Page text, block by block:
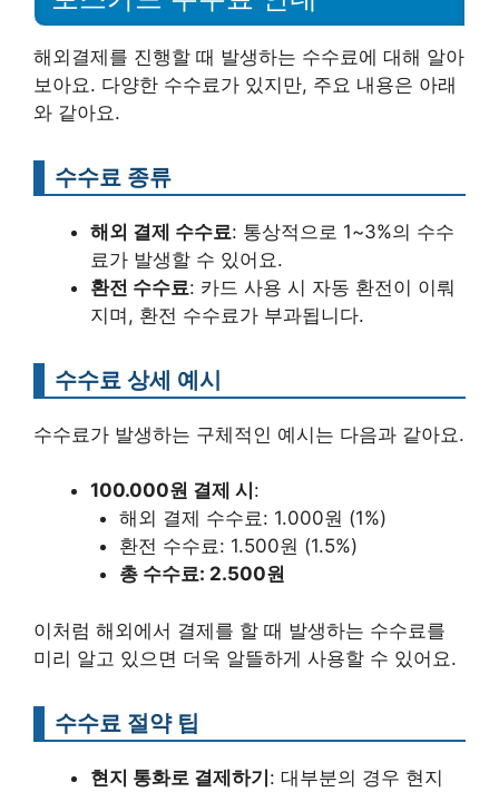
해외결제를 진행할 때 발생하는 수수료에 대해 알아
보아요. 다양한 수수료가 있지만, 주요 내용은 아래
와 같아요.
수수료 종류
해외 결제 수수료: 통상적으로 1~3%의 수수
료가 발생할 수 있어요.
환전 수수료: 카드 사용 시 자동 환전이 이뤄
지며, 환전 수수료가 부과됩니다.
수수료 상세 예시
수수료가 발생하는 구체적인 예시는 다음과 같아요.
100.000원 결제 시 :
해외 결제 수수료: 1.000원 (1%)
환전 수수료: 1.500원 (1.5%)
총 수수료: 2.500원
이처럼 해외에서 결제를 할 때 발생하는 수수료를
미리 알고 있으면 더욱 알뜰하게 사용할 수 있어요.
수수료 절약 팁
현지 통화로 결제하기: 대부분의 경우 현지